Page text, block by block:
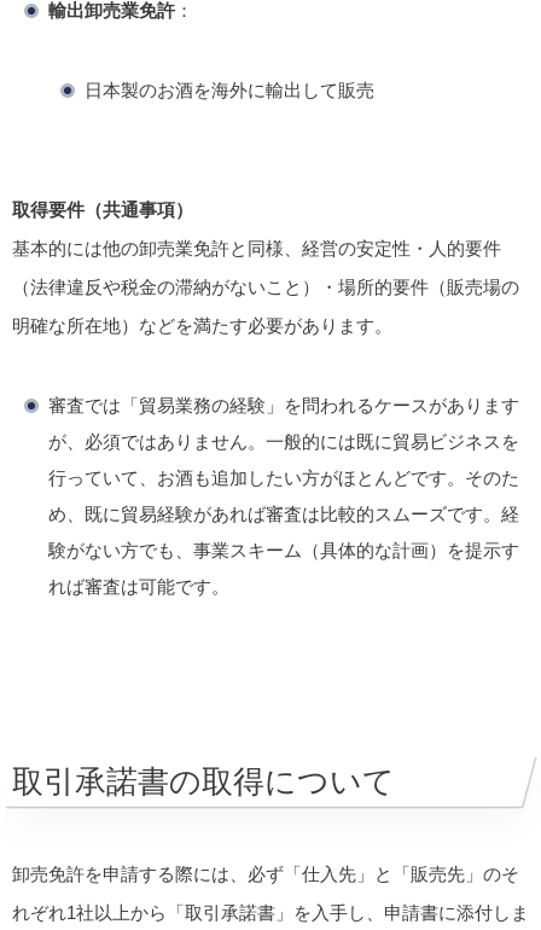
輸出卸売業免許：
日本製のお酒を海外に輸出して販売
取得要件（共通事項）
基本的には他の卸売業免許と同様、経営の安定性・人的要件
（法律違反や税金の滞納がないこと）・場所的要件（販売場の
明確な所在地）などを満たす必要があります。
審査では「貿易業務の経験」を問われるケースがあります
が、必須ではありません。一般的には既に貿易ビジネスを
行っていて、お酒も追加したい方がほとんどです。そのた
め、既に貿易経験があれば審査は比較的スムーズです。経
験がない方でも、事業スキーム（具体的な計画）を提示す
れば審査は可能です。
取引承諾書の取得について
卸売免許を申請する際には、必ず「仕入先」と「販売先」のそ
れぞれ1社以上から「取引承諾書」を入手し、申請書に添付しま